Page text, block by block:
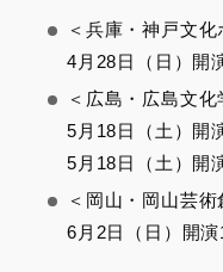
＜兵庫・神戸文化
4月28日（日）開
＜広島・広島文
5月18日（土）開
5月18日（土）開
＜岡山・岡山芸
6月2日（日）開